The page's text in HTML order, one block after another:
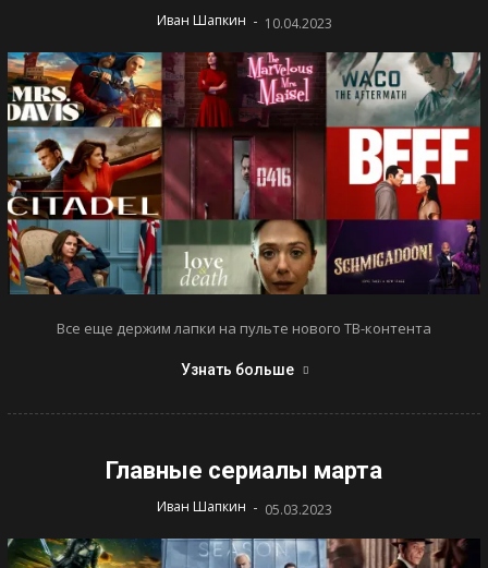
Иван Шапкин - 10.04.2023
Все еще держим лапки на пульте нового ТВ-контента
Узнать больше
Главные сериалы марта
Иван Шапкин - 05.03.2023